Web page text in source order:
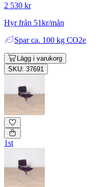
2 530 kr
Hyr från 51kr/mån
Spar ca. 100 kg CO2e
Lägg i varukorg
SKU: 37691
1st